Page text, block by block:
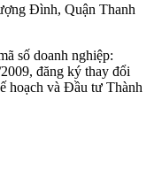
Đình, Quận Thanh
số doanh nghiệp:
đăng ký thay đổi
hoạch và Đầu tư Thành